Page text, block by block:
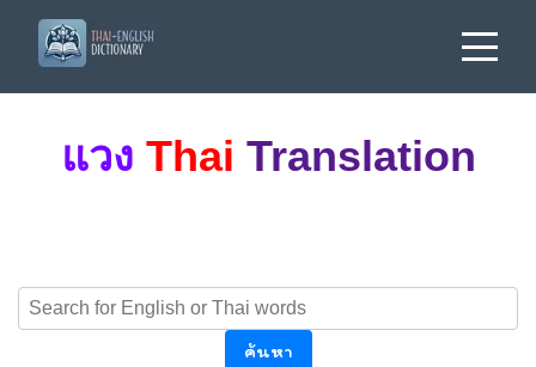
แวง Thai Translation
ค้นหา